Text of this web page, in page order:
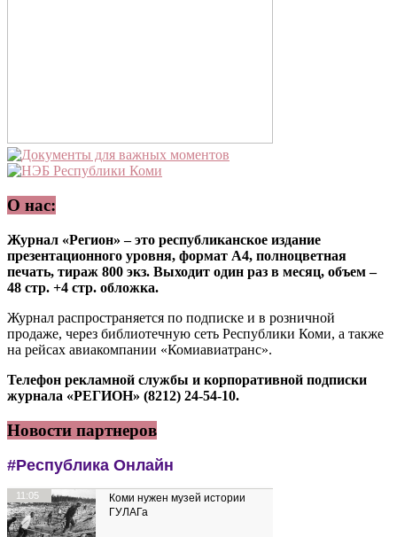
О нас:
Журнал «Регион» – это республиканское издание
презентационного уровня, формат А4, полноцветная
печать, тираж 800 экз. Выходит один раз в месяц, объем –
48 стр. +4 стр. обложка.
Журнал распространяется по подписке и в розничной
продаже, через библиотечную сеть Республики Коми, а также
на рейсах авиакомпании «Комиавиатранс».
Телефон рекламной службы и корпоративной подписки
журнала «РЕГИОН» (8212) 24-54-10.
Новости партнеров